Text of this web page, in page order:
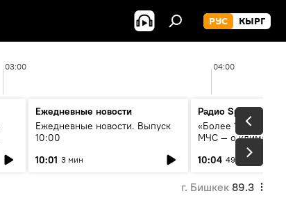
РУС КЫРГ
03:00 04:00
Ежедневные новости
Ежедневные новости. Выпуск
10:00
10:01 3 мин
Радио Sputnik
«Более 1200 сёл в
МЧС — о климате,
системе
населения
10:04 49 мин
г. Бишкек 89.3